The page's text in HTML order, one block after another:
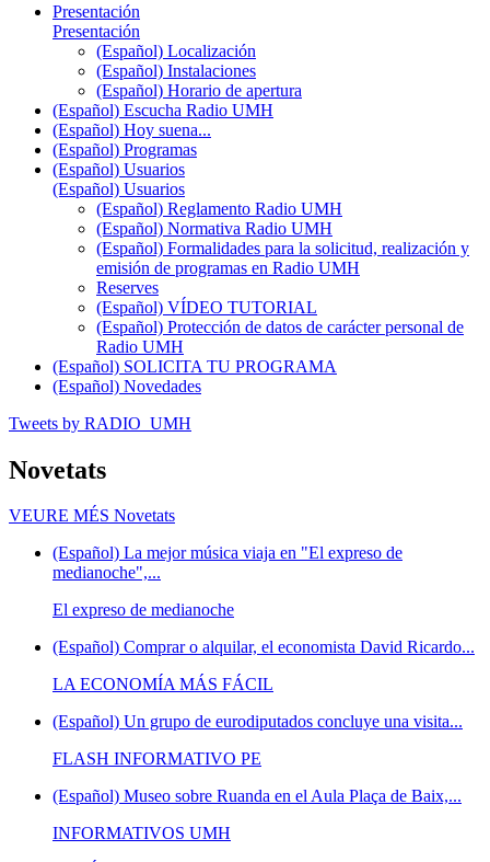
Presentación
Presentación
(Español) Localización
(Español) Instalaciones
(Español) Horario de apertura
(Español) Escucha Radio UMH
(Español) Hoy suena...
(Español) Programas
(Español) Usuarios
(Español) Usuarios
(Español) Reglamento Radio UMH
(Español) Normativa Radio UMH
(Español) Formalidades para la solicitud, realización y
emisión de programas en Radio UMH
Reserves
(Español) VÍDEO TUTORIAL
(Español) Protección de datos de carácter personal de
Radio UMH
(Español) SOLICITA TU PROGRAMA
(Español) Novedades
Tweets by RADIO_UMH
Novetats
VEURE MÉS Novetats
(Español) La mejor música viaja en "El expreso de
medianoche",...
El expreso de medianoche
(Español) Comprar o alquilar, el economista David Ricardo...
LA ECONOMÍA MÁS FÁCIL
(Español) Un grupo de eurodiputados concluye una visita...
FLASH INFORMATIVO PE
(Español) Museo sobre Ruanda en el Aula Plaça de Baix,...
INFORMATIVOS UMH